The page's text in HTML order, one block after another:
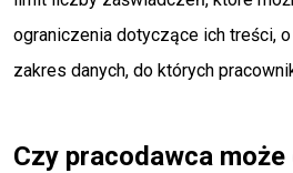
ograniczenia dotyczące ich treści,
zakres danych, do których
Czy pracodawca